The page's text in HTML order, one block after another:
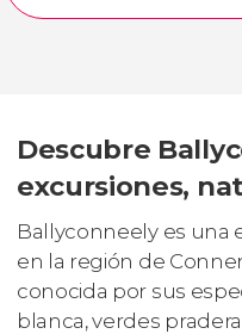
Descubre
excursiones,
Ballyconneely es una
en la región de
conocida por sus
blanca, verdes